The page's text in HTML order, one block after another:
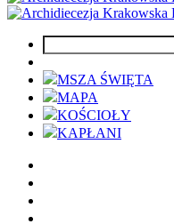
MSZA ŚWIĘTA
MAPA
KOŚCIOŁY
KAPŁANI